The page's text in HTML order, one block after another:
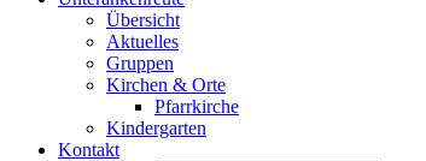
Übersicht
Aktuelles
Gruppen
Kirchen & Orte
Pfarrkirche
Kindergarten
Kontakt